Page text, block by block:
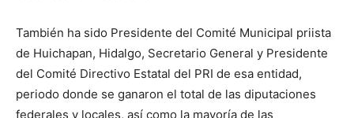
También ha sido Presidente del Comité Municipal priista
de Huichapan, Hidalgo, Secretario General y Presidente
del Comité Directivo Estatal del PRI de esa entidad,
periodo donde se ganaron el total de las diputaciones
federales y locales, así como la mayoría de las